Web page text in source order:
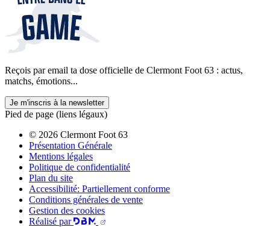
Reçois par email ta dose officielle de Clermont Foot 63 : actus,
matchs, émotions...
Je m'inscris à la newsletter
Pied de page (liens légaux)
© 2026 Clermont Foot 63
Présentation Générale
Mentions légales
Politique de confidentialité
Plan du site
Accessibilité: Partiellement conforme
Conditions générales de vente
Gestion des cookies
Réalisé par